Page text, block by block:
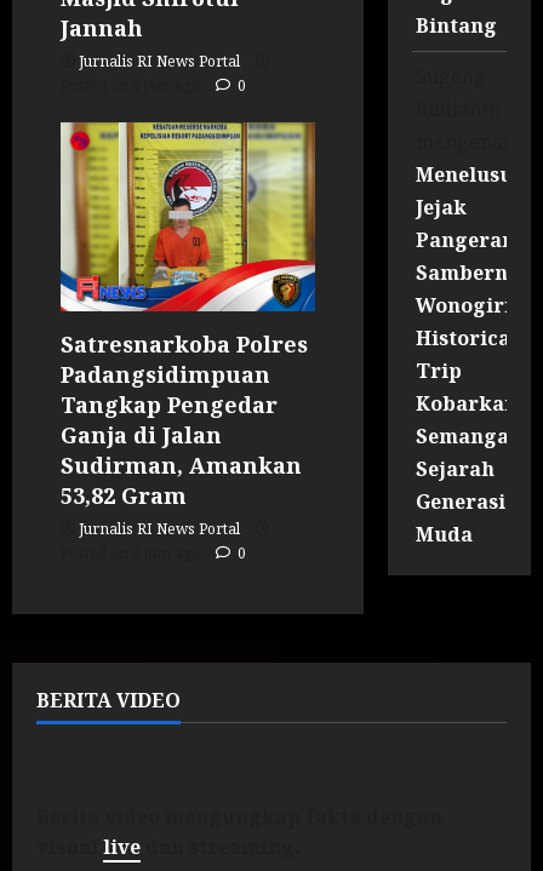
Jannah
Jurnalis RI News Portal
0
Satresnarkoba Polres
Padangsidimpuan
Tangkap Pengedar
Ganja di Jalan
Sudirman, Amankan
53,82 Gram
Jurnalis RI News Portal
0
Bintang
Menelusuri
Jejak
Pangeran
Wonogiri
Historical
Trip
Kobarkan
Semangat
Sejarah
Generasi
Muda
BERITA VIDEO
live